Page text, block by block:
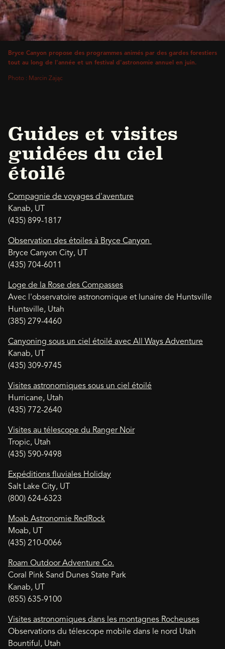
Bryce Canyon propose des programmes animés par des gardes forestiers
tout au long de l'année et un festival d'astronomie annuel en juin.
Photo : Marcin Zając
Guides et visites
guidées du ciel
étoilé
Compagnie de voyages d'aventure
Kanab, UT
(435) 899-1817
Observation des étoiles à Bryce Canyon
Bryce Canyon City, UT
(435) 704-6011
Loge de la Rose des Compasses
Avec l'observatoire astronomique et lunaire de Huntsville
Huntsville, Utah
(385) 279-4460
Canyoning sous un ciel étoilé avec All Ways Adventure
Kanab, UT
(435) 309-9745
Visites astronomiques sous un ciel étoilé
Hurricane, Utah
(435) 772-2640
Visites au télescope du Ranger Noir
Tropic, Utah
(435) 590-9498
Expéditions fluviales Holiday
Salt Lake City, UT
(800) 624-6323
Moab Astronomie RedRock
Moab, UT
(435) 210-0066
Roam Outdoor Adventure Co.
Coral Pink Sand Dunes State Park
Kanab, UT
(855) 635-9100
Visites astronomiques dans les montagnes Rocheuses
Observations du télescope mobile dans le nord Utah
Bountiful, Utah